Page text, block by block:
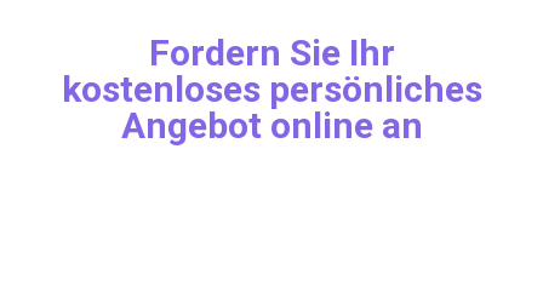
Fordern Sie Ihr
kostenloses persönliches
Angebot online an